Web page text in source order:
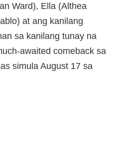
Ward), Ella (Althea
at ang kanilang
sa kanilang tunay na
awaited comeback sa
simula August 17 sa